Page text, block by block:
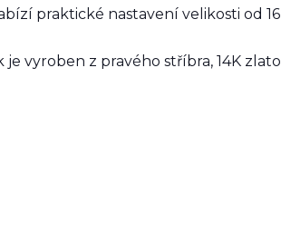
praktické nastavení velikosti od
je vyroben z pravého stříbra, 14K